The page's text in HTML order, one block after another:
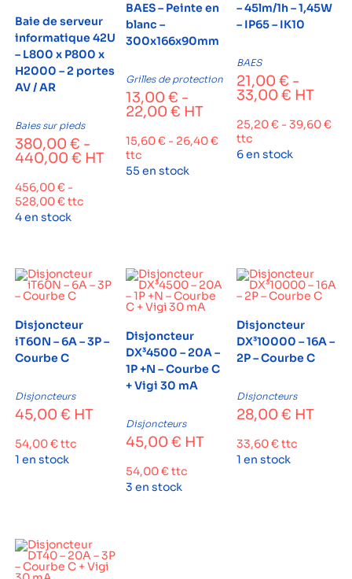
Baie de serveur
informatique 42U
– L800 x P800 x
H2000 – 2 portes
AV / AR
Baies sur pieds
380,00 € -
440,00 € HT
456,00€-
528,00€ttc
4 en stock
BAES – Peinte en
blanc –
300x166x90mm
Grilles de protection
13,00 € -
22,00 € HT
15,60€- 26,40€
ttc
55 en stock
– 45lm/1h – 1,45W
– IP65 – IK10
BAES
21,00 € -
33,00 € HT
25,20€- 39,60€
ttc
6 en stock
Disjoncteur
iT60N – 6A – 3P –
Courbe C
Disjoncteurs
45,00 € HT
54,00€ttc
1 en stock
Disjoncteur
DX³4500 – 20A –
1P +N – Courbe C
+ Vigi 30 mA
Disjoncteurs
45,00 € HT
54,00€ttc
3 en stock
Disjoncteur
DX³10000 – 16A –
2P – Courbe C
Disjoncteurs
28,00 € HT
33,60€ttc
1 en stock